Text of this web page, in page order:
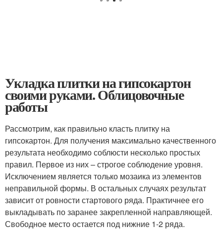
Укладка плитки на гипсокартон
своими руками. Облицовочные
работы
Рассмотрим, как‌ правильно класть‌ ‌плитку‌ ‌на‌
‌гипсокартон‌. Для получения максимально качественного
результата необходимо соблюсти несколько простых
правил. Первое из них – строгое соблюдение уровня.
Исключением является только мозаика из элементов
неправильной формы. В остальных случаях результат
зависит от ровности стартового ряда. Практичнее его
выкладывать по заранее закрепленной направляющей.
Свободное место остается под нижние 1-2 ряда.